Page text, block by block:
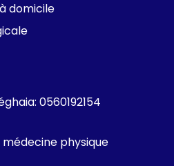
domicile
0560192154
physique